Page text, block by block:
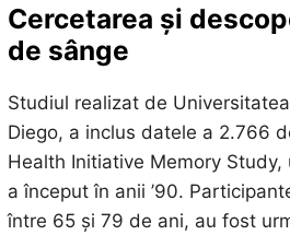
Cercetarea și
de sânge
Studiul realizat de
Diego, a inclus datele a 2.766
Health Initiative Memory
a început în anii ’90.
între 65 și 79 de ani, au fost